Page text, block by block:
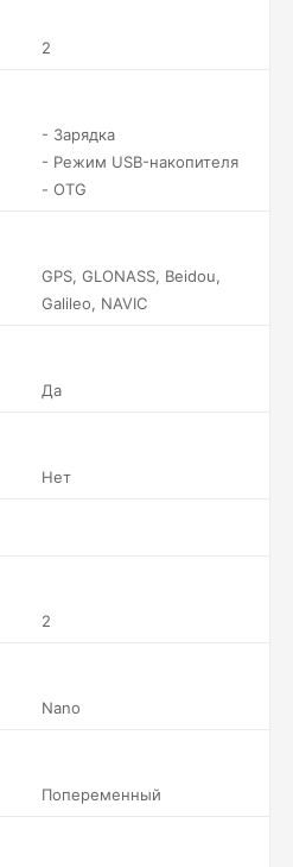
2
- Зарядка
- Режим USB-накопителя
- OTG
GPS, GLONASS, Beidou,
Galileo, NAVIC
Да
Нет
2
Nano
Попеременный